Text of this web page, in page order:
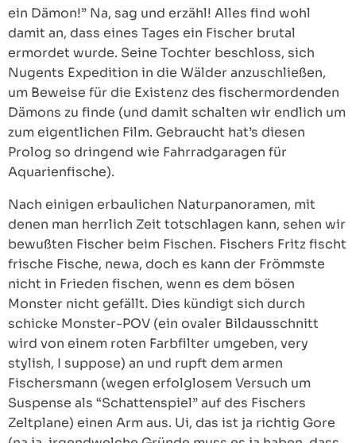
ein Dämon!” Na, sag und erzähl! Alles find wohl
damit an, dass eines Tages ein Fischer brutal
ermordet wurde. Seine Tochter beschloss, sich
Nugents Expedition in die Wälder anzuschließen,
um Beweise für die Existenz des fischermordenden
Dämons zu finde (und damit schalten wir endlich um
zum eigentlichen Film. Gebraucht hat’s diesen
Prolog so dringend wie Fahrradgaragen für
Aquarienfische).
Nach einigen erbaulichen Naturpanoramen, mit
denen man herrlich Zeit totschlagen kann, sehen wir
bewußten Fischer beim Fischen. Fischers Fritz fischt
frische Fische, newa, doch es kann der Frömmste
nicht in Frieden fischen, wenn es dem bösen
Monster nicht gefällt. Dies kündigt sich durch
schicke Monster-POV (ein ovaler Bildausschnitt
wird von einem roten Farbfilter umgeben, very
stylish, I suppose) an und rupft dem armen
Fischersmann (wegen erfolglosem Versuch um
Suspense als “Schattenspiel” auf des Fischers
Zeltplane) einen Arm aus. Ui, das ist ja richtig Gore